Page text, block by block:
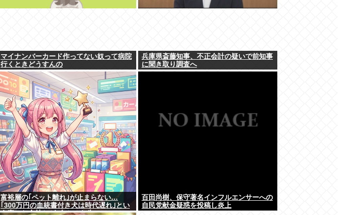
マイナンバーカード作ってない奴って病院
行くときどうすんの
兵庫県斎藤知事、不正会計の疑いで前知事
に聞き取り調査へ
富裕層の｢ペット離れ｣が止まらない…
｢300万円の血統書付き犬は時代遅れ｣とい
う真のお金持ちが"向かった先"
百田尚樹、保守著名インフルエンサーへの
自民党献金疑惑を投稿し炎上